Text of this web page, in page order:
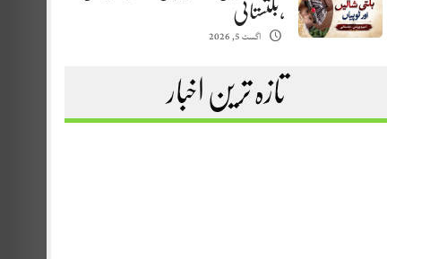
،بلتستانی
اگست 5, 2026
تازہ ترین اخبار